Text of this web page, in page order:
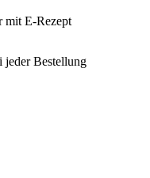
mit E-Rezept
jeder Bestellung